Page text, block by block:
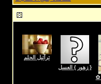
{ زهور } العسل
ترآتيل الحلم